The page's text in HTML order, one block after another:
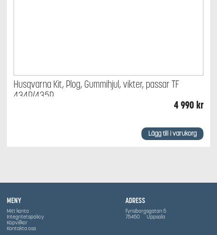
Husqvarna Kit, Plog, Gummihjul, vikter, passar TF
434P/435P
4 990 kr
Lägg till i varukorg
MENY
Mitt konto
Integritetspolicy
Köpvillkor
Kontakta oss
ADRESS
Fyrisborgsgatan 5
75450
Uppsala